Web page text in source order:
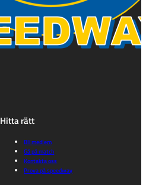
Hitta rätt
Bli medlem
Gå på match
Kontakta oss
Prova på speedway